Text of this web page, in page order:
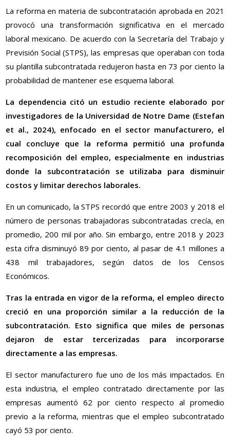
La reforma en materia de subcontratación aprobada en 2021
provocó una transformación significativa en el mercado
laboral mexicano. De acuerdo con la Secretaría del Trabajo y
Previsión Social (STPS), las empresas que operaban con toda
su plantilla subcontratada redujeron hasta en 73 por ciento la
probabilidad de mantener ese esquema laboral.
La dependencia citó un estudio reciente elaborado por
investigadores de la Universidad de Notre Dame (Estefan
et al., 2024), enfocado en el sector manufacturero, el
cual concluye que la reforma permitió una profunda
recomposición del empleo, especialmente en industrias
donde la subcontratación se utilizaba para disminuir
costos y limitar derechos laborales.
En un comunicado, la STPS recordó que entre 2003 y 2018 el
número de personas trabajadoras subcontratadas crecía, en
promedio, 200 mil por año. Sin embargo, entre 2018 y 2023
esta cifra disminuyó 89 por ciento, al pasar de 4.1 millones a
438 mil trabajadores, según datos de los Censos
Económicos.
Tras la entrada en vigor de la reforma, el empleo directo
creció en una proporción similar a la reducción de la
subcontratación. Esto significa que miles de personas
dejaron de estar tercerizadas para incorporarse
directamente a las empresas.
El sector manufacturero fue uno de los más impactados. En
esta industria, el empleo contratado directamente por las
empresas aumentó 62 por ciento respecto al promedio
previo a la reforma, mientras que el empleo subcontratado
cayó 53 por ciento.